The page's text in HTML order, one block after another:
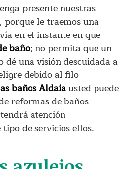
presente nuestras
porque le traemos una
en el instante en que
baño; no permita que un
dé una visión descuidada a
debido al filo
baños Aldaiausted puede
reformas de baños
atención
tipo de servicios ellos.